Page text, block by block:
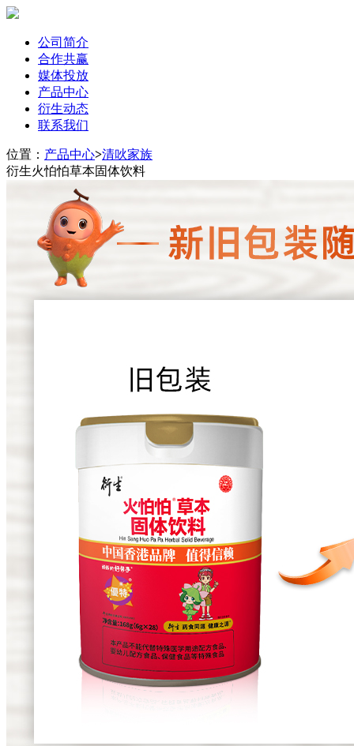
公司简介
合作共赢
媒体投放
产品中心
衍生动态
联系我们
位置： 产品中心>清吙家族
衍生火怕怕草本固体饮料